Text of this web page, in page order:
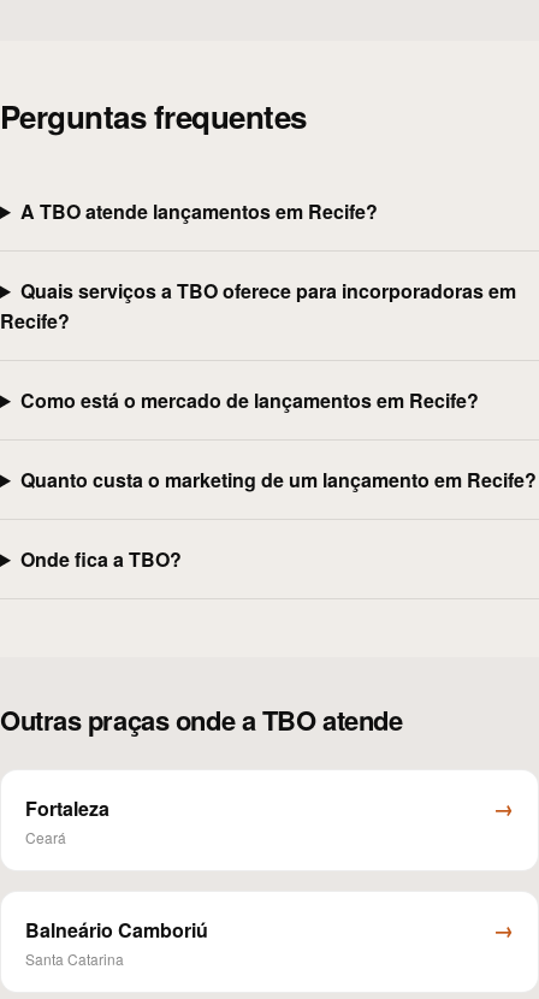
Perguntas frequentes
A TBO atende lançamentos em Recife?
Quais serviços a TBO oferece para incorporadoras em
Recife?
Como está o mercado de lançamentos em Recife?
Quanto custa o marketing de um lançamento em Recife?
Onde fica a TBO?
Outras praças onde a TBO atende
Fortaleza
Ceará
→
Balneário Camboriú
Santa Catarina
→